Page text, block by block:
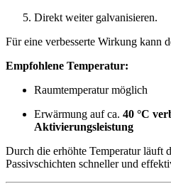
Direkt weiter galvanisieren.
Für eine verbesserte Wirkung kann
Empfohlene Temperatur:
Raumtemperatur möglich
Erwärmung auf ca. 40 °C
Aktivierungsleistung
Durch die erhöhte Temperatur läuft
Passivschichten schneller und